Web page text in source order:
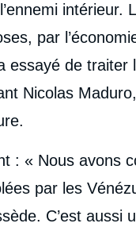
intérieur.
par
essayé de traiter
Nicolas
: « Nous avons
par les
C’est aussi